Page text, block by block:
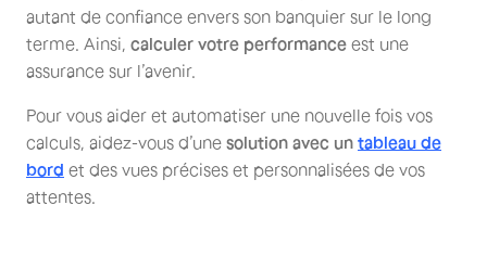
autant de confiance envers son banquier sur le long
terme. Ainsi, calculer votre performance est une
assurance sur l’avenir.
Pour vous aider et automatiser une nouvelle fois vos
calculs, aidez-vous d’une solution avec un tableau de
bord et des vues précises et personnalisées de vos
attentes.